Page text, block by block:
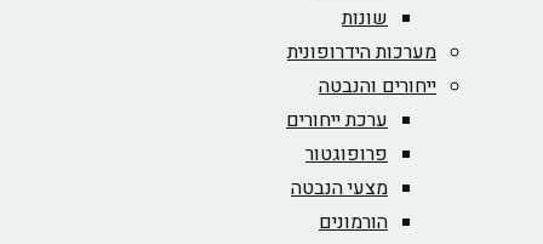
שונות
מערכות הידרופונית
ייחורים והנבטה
ערכת ייחורים
פרופוגטור
מצעי הנבטה
הורמונים